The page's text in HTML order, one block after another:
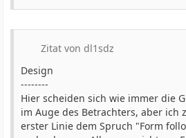
Zitat von dl1sdz
Design
--------
Hier scheiden sich wie immer die
im Auge des Betrachters, aber ich
erster Linie dem Spruch "Form